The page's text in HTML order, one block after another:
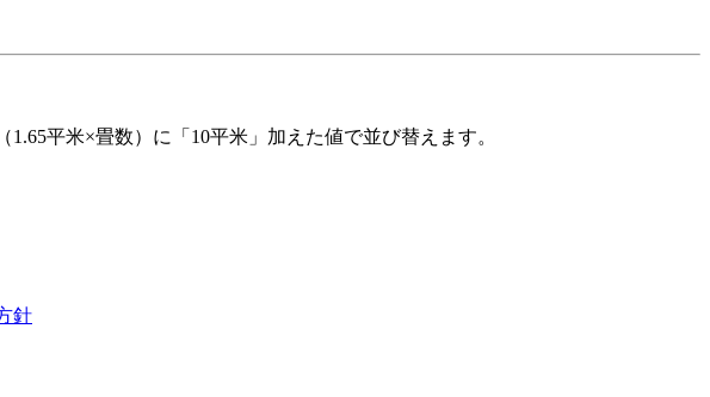
平米×畳数）に「10平米」加えた値で並び替えます。
針